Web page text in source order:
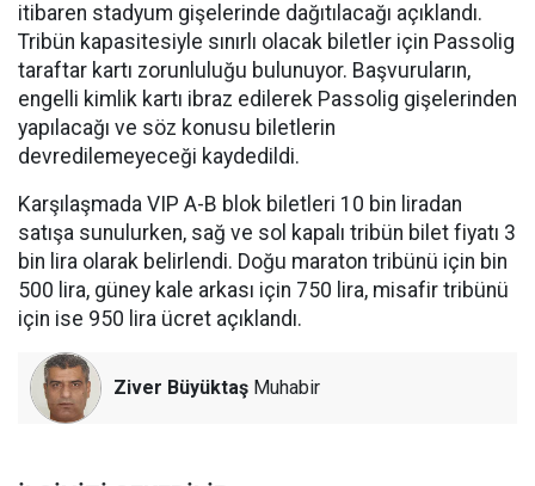
itibaren stadyum gişelerinde dağıtılacağı açıklandı.
Tribün kapasitesiyle sınırlı olacak biletler için Passolig
taraftar kartı zorunluluğu bulunuyor. Başvuruların,
engelli kimlik kartı ibraz edilerek Passolig gişelerinden
yapılacağı ve söz konusu biletlerin
devredilemeyeceği kaydedildi.
Karşılaşmada VIP A-B blok biletleri 10 bin liradan
satışa sunulurken, sağ ve sol kapalı tribün bilet fiyatı 3
bin lira olarak belirlendi. Doğu maraton tribünü için bin
500 lira, güney kale arkası için 750 lira, misafir tribünü
için ise 950 lira ücret açıklandı.
Ziver Büyüktaş Muhabir